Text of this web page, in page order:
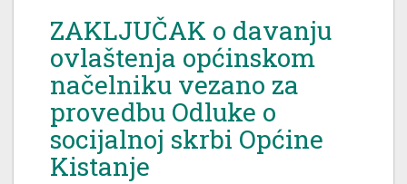
ZAKLJUČAK o davanju
ovlaštenja općinskom
načelniku vezano za
provedbu Odluke o
socijalnoj skrbi Općine
Kistanje